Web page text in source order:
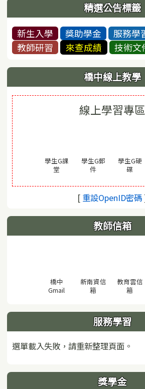
精選公告標籤
新生入學 獎助學金 服務學
教師研習
來查成績 技術文
橋中線上教學
線上學習專區
學生G課
堂
學生G郵
件(另開視窗)
學生G硬
碟(另
[ 重設OpenID密碼
教師信箱
橋中
Gmail (另開視窗)
新南資信
箱
教育雲信
箱
服務學習
選單載入失敗，請重新整理頁面。
獎學金